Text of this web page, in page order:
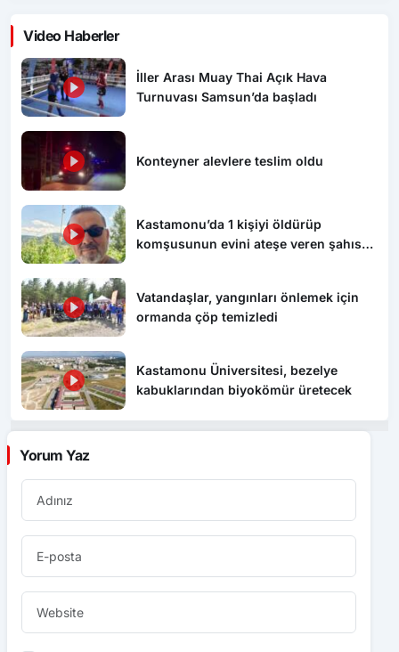
Video Haberler
İller Arası Muay Thai Açık Hava
Turnuvası Samsun’da başladı
Konteyner alevlere teslim oldu
Kastamonu’da 1 kişiyi öldürüp
komşusunun evini ateşe veren şahıs
Vatandaşlar, yangınları önlemek için
ormanda çöp temizledi
Kastamonu Üniversitesi, bezelye
kabuklarından biyokömür üretecek
Yorum Yaz